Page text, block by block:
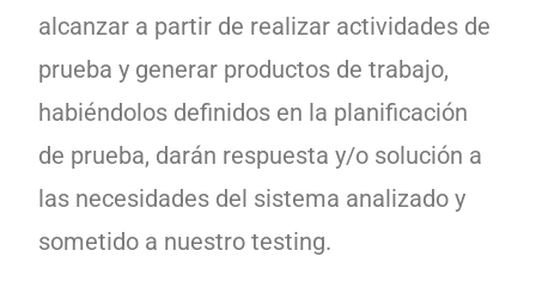
alcanzar a partir de realizar actividades de
prueba y generar productos de trabajo,
habiéndolos definidos en la planificación
de prueba, darán respuesta y/o solución a
las necesidades del sistema analizado y
sometido a nuestro testing.